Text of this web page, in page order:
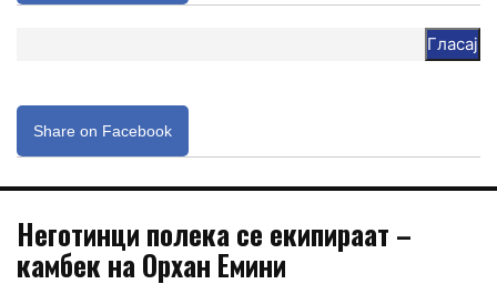
Гласај
Share on Facebook
Неготинци полека се екипираат –
камбек на Орхан Емини